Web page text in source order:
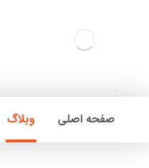
صفحه اصلی وبلاگ